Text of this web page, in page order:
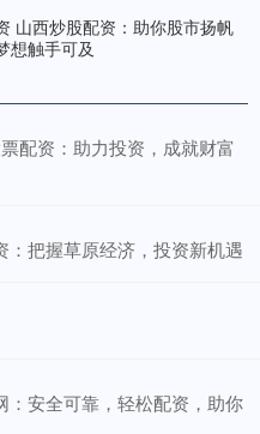
山西炒股配资：助你股市扬帆
想触手可及
配资：助力投资，成就财富
把握草原经济，投资新机遇
：安全可靠，轻松配资，助你